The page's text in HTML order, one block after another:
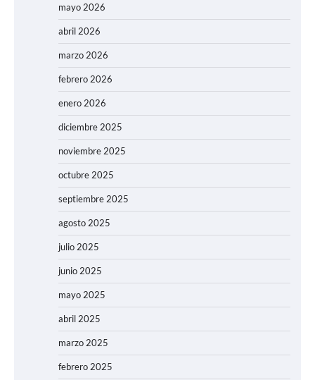
mayo 2026
abril 2026
marzo 2026
febrero 2026
enero 2026
diciembre 2025
noviembre 2025
octubre 2025
septiembre 2025
agosto 2025
julio 2025
junio 2025
mayo 2025
abril 2025
marzo 2025
febrero 2025